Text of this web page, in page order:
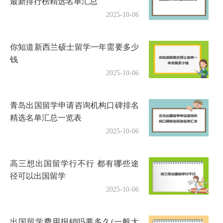
2025-10-06
你知道新西兰硕士留学一年需要多少
钱
2025-10-06
青岛出国留学申请咨询机构口碑排名
精选名单汇总一览表
2025-10-06
高三想出国留学行不行 都有哪些途
径可以出国留学
2025-10-06